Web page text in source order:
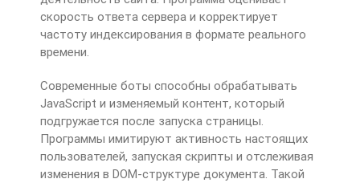
скорость ответа сервера и корректирует
частоту индексирования в формате реального
времени.
Современные боты способны обрабатывать
JavaScript и изменяемый контент, который
подгружается после запуска страницы.
Программы имитируют активность настоящих
пользователей, запуская скрипты и отслеживая
изменения в DOM-структуре документа. Такой